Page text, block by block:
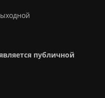
публичной